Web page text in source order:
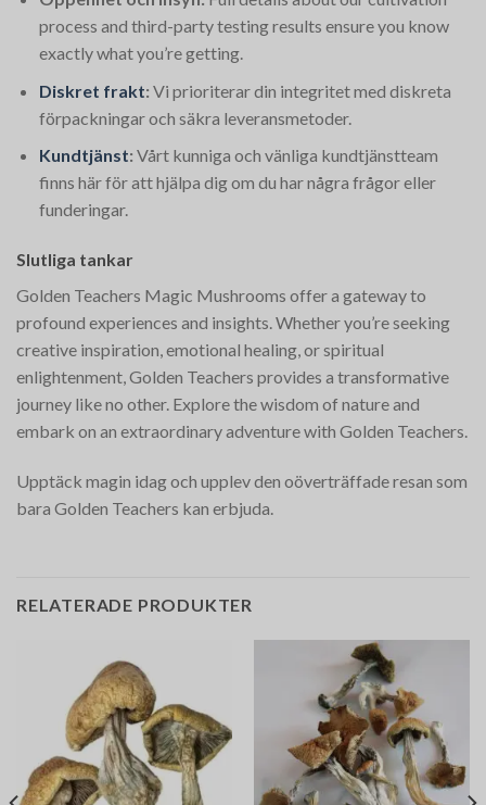
process and third-party testing results ensure you know
exactly what you’re getting.
Diskret frakt: Vi prioriterar din integritet med diskreta
förpackningar och säkra leveransmetoder.
Kundtjänst: Vårt kunniga och vänliga kundtjänstteam
finns här för att hjälpa dig om du har några frågor eller
funderingar.
Slutliga tankar
Golden Teachers Magic Mushrooms offer a gateway to
profound experiences and insights. Whether you’re seeking
creative inspiration, emotional healing, or spiritual
enlightenment, Golden Teachers provides a transformative
journey like no other. Explore the wisdom of nature and
embark on an extraordinary adventure with Golden Teachers.
Upptäck magin idag och upplev den oöverträffade resan som
bara Golden Teachers kan erbjuda.
RELATERADE PRODUKTER